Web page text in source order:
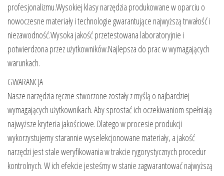
profesjonalizmu.Wysokiej klasy narzędzia produkowane w oparciu o
nowoczesne materiały i technologie gwarantujące najwyższą trwałość i
niezawodność.Wysoka jakość przetestowana laboratoryjnie i
potwierdzona przez użytkowników.Najlepsza do prac w wymagających
warunkach.
GWARANCJA
Nasze narzędzia ręczne stworzone zostały z myślą o najbardziej
wymagających użytkownikach. Aby sprostać ich oczekiwaniom spełniają
najwyższe kryteria jakościowe. Dlatego w procesie produkcji
wykorzystujemy starannie wyselekcjonowane materiały, a jakość
narzędzi jest stale weryfikowania w trakcie rygorystycznych procedur
kontrolnych. W ich efekcie jesteśmy w stanie zagwarantować najwyższą